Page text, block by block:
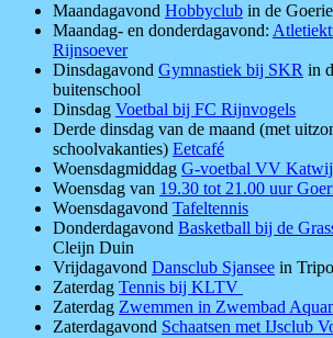
Maandagavond Hobbyclub in de Goerie
Maandag- en donderdagavond:
Rijnsoever
Dinsdagavond Gymnastiek bij SKR in
buitenschool
Dinsdag Voetbal bij FC Rijnvogels
Derde dinsdag van de maand (met
schoolvakanties) Eetcafé
Woensdagmiddag G-voetbal VV
Woensdag van 19.30 tot 21.00 uur
Woensdagavond Tafeltennis
Donderdagavond Basketball bij de
Cleijn Duin
Vrijdagavond Dansclub Sjansee in
Zaterdag Tennis bij KLTV
Zaterdag Zwemmen in Zwembad
Zaterdagavond Schaatsen met IJsclub